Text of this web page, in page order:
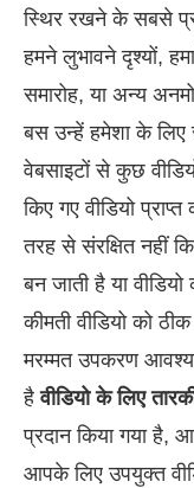
स्थिर रखने के सबसे
हमने लुभावने दृश्यों,
समारोह, या अन्य
बस उन्हें हमेशा के
वेबसाइटों से कुछ
किए गए वीडियो
तरह से संरक्षित नहीं
बन जाती है या
कीमती वीडियो को
मरम्मत उपकरण
हैवीडियो के लिए
प्रदान किया गया है,
आपके लिए उपयुक्त